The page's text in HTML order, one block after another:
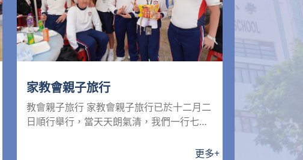
家教會親子旅行
教會親子旅行 家教會親子旅行已於十二月二
日順行舉行，當天天朗氣清，我們一行七百
更多+